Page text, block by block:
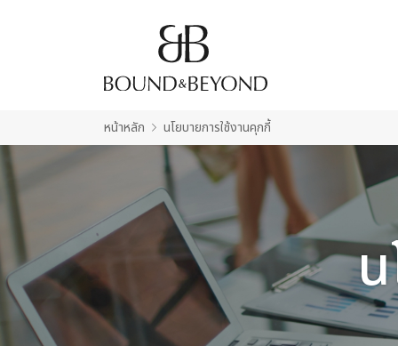
หน้าหลัก นโยบายการใช้งานคุกกี้
น